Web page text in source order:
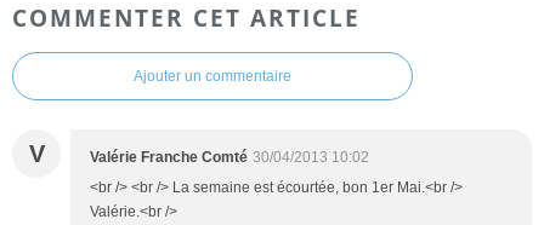
COMMENTER CET ARTICLE
Ajouter un commentaire
V Valérie Franche Comté 30/04/2013 10:02
<br /> <br /> La semaine est écourtée, bon 1er Mai.<br />
Valérie.<br />